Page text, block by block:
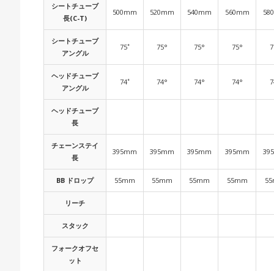
シートチューブ
長(C-T)
500mm 520mm 540mm 560mm
シートチューブ
アングル
75˚ 75° 75° 75°
ヘッドチューブ
アングル
74˚ 74° 74° 74°
ヘッドチューブ
長
チェーンステイ
長
395mm 395mm 395mm 395mm
BB ドロップ 55mm 55mm 55mm 55mm
リーチ
スタック
フォークオフセ
ット